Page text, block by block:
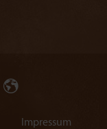
Impressum